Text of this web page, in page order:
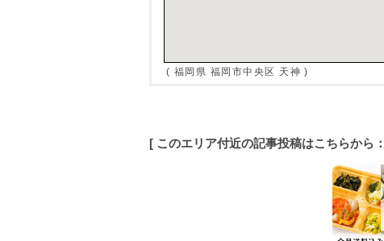
( 福岡県 福岡市中央区 天神 )
[ このエリア付近の記事投稿はこちらから：